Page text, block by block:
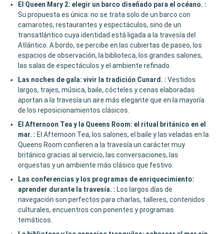
El Queen Mary 2: elegir un barco diseñado para el océano. :
Su propuesta es única: no se trata solo de un barco con
camarotes, restaurantes y espectáculos, sino de un
transatlántico cuya identidad está ligada a la travesía del
Atlántico. A bordo, se percibe en las cubiertas de paseo, los
espacios de observación, la biblioteca, los grandes salones,
las salas de espectáculos y el ambiente refinado.
Las noches de gala: vivir la tradición Cunard. : Vestidos
largos, trajes, música, baile, cócteles y cenas elaboradas
aportan a la travesía un aire más elegante que en la mayoría
de los reposicionamientos clásicos.
El Afternoon Tea y la Queens Room: el ritual británico en el
mar. : El Afternoon Tea, los salones, el baile y las veladas en la
Queens Room confieren a la travesía un carácter muy
británico gracias al servicio, las conversaciones, las
orquestas y un ambiente más clásico que festivo.
Las conferencias y los programas de enriquecimiento:
aprender durante la travesía. : Los largos días de
navegación son perfectos para charlas, talleres, contenidos
culturales, encuentros con ponentes y programas
temáticos.